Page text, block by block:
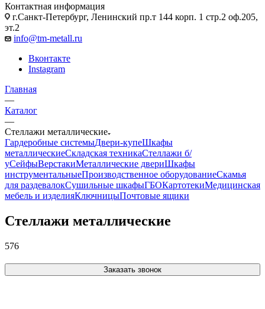
Контактная информация
г.Санкт-Петербург, Ленинский пр.т 144 корп. 1 стр.2 оф.205,
эт.2
info@tm-metall.ru
Вконтакте
Instagram
Главная
—
Каталог
—
Стеллажи металлические
Гардеробные системыДвери-купеШкафы
металлическиеСкладская техникаСтеллажи б/
уСейфыВерстакиМеталлические двериШкафы
инструментальныеПроизводственное оборудованиеСкамья
для раздевалокСушильные шкафыГБОКартотекиМедицинская
мебель и изделияКлючницыПочтовые ящики
Стеллажи металлические
576
Заказать звонок